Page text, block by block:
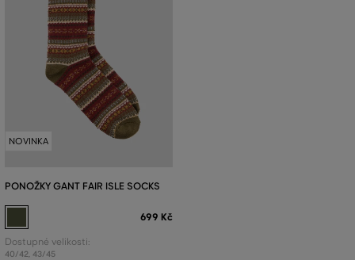
NOVINKA
PONOŽKY GANT FAIR ISLE SOCKS
699 Kč
Dostupné velikosti:
40/42, 43/45